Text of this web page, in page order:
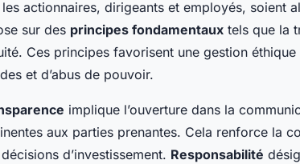
actionnaires, dirigeants et employés, soient
sur des principes fondamentaux tels que la
Ces principes favorisent une gestion
et d’abus de pouvoir.
implique l’ouverture dans la
aux parties prenantes. Cela renforce la
d’investissement. Responsabilité